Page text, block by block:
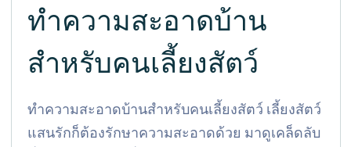
ทำความสะอาดบ้าน
สำหรับคนเลี้ยงสัตว์
ทำความสะอาดบ้านสำหรับคนเลี้ยงสัตว์ เลี้ยงสัตว์
แสนรักก็ต้องรักษาความสะอาดด้วย มาดูเคล็ดลับ